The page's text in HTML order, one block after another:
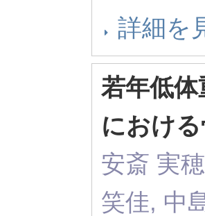
詳細を
若年低
におけ
安斎 実
笑佳, 中